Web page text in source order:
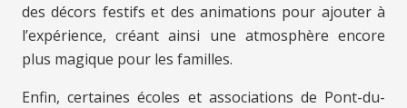
des décors festifs et des animations pour ajouter à
l’expérience, créant ainsi une atmosphère encore
plus magique pour les familles.
Enfin, certaines écoles et associations de Pont-du-